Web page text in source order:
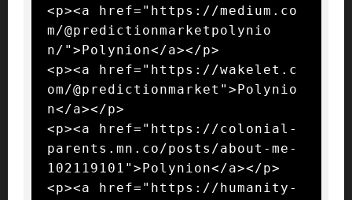
<p><a href="https://medium.co
m/@predictionmarketpolynio
n/">Polynion</a></p>
<p><a href="https://wakelet.c
om/@predictionmarket">Polynio
n</a></p>
<p><a href="https://colonial-
parents.mn.co/posts/about-me-
102119101">Polynion</a></p>
<p><a href="https://humanity-